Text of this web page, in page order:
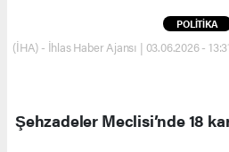
POLİTİKA
(İHA) - İhlas Haber Ajansı | 03.06.2026 -
Şehzadeler Meclisi’nde 18